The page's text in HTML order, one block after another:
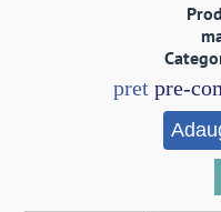
pretpre-